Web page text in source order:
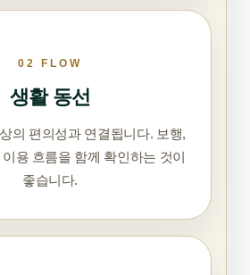
02 FLOW
생활 동선
의 편의성과 연결됩니다. 보행,
용 흐름을 함께 확인하는 것이
좋습니다.